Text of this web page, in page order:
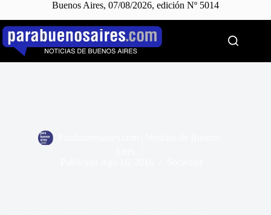
Buenos Aires, 07/08/2026, edición Nº 5014
Saltar
contenido